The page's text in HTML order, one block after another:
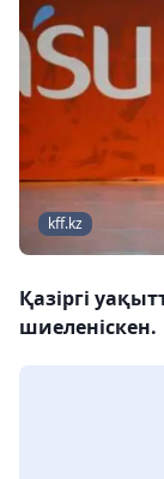
kff.kz
Қазіргі
шиеленіскен.